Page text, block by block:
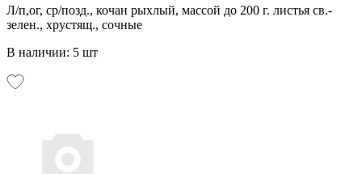
Л/п,ог, ср/позд., кочан рыхлый, массой до 200 г. листья св.-
зелен., хрустящ., сочные
В наличии: 5 шт